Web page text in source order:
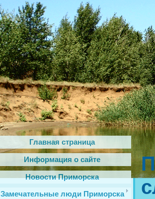
Главная страница
Информация о сайте
Новости Приморска
Замечательные люди Приморска